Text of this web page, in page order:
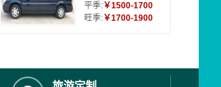
平季:￥1500-1700
旺季:￥1700-1900